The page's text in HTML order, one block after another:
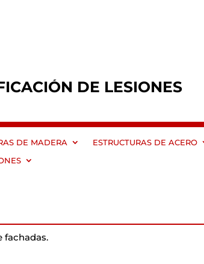
DE LESIONES
DE MADERA ESTRUCTURAS DE ACERO
fachadas.